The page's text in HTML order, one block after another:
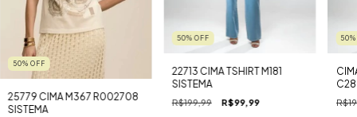
50% OFF
25779 CIMA M367 R002708
SISTEMA
50%OFF
22713 CIMA TSHIRT M181
SISTEMA
R$199,99 R$99,99
50